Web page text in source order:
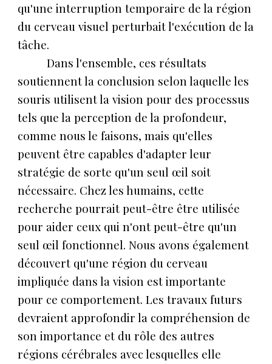
qu'une interruption temporaire de la région
du cerveau visuel perturbait l'exécution de la
tâche.
Dans l'ensemble, ces résultats
soutiennent la conclusion selon laquelle les
souris utilisent la vision pour des processus
tels que la perception de la profondeur,
comme nous le faisons, mais qu'elles
peuvent être capables d'adapter leur
stratégie de sorte qu'un seul œil soit
nécessaire. Chez les humains, cette
recherche pourrait peut-être être utilisée
pour aider ceux qui n'ont peut-être qu'un
seul œil fonctionnel. Nous avons également
découvert qu'une région du cerveau
impliquée dans la vision est importante
pour ce comportement. Les travaux futurs
devraient approfondir la compréhension de
son importance et du rôle des autres
régions cérébrales avec lesquelles elle